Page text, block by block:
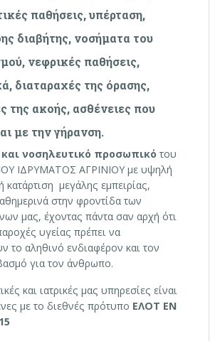
παθήσεις, υπέρταση,
διαβήτης, νοσήματα του
νεφρικές παθήσεις,
διαταραχές της όρασης,
της ακοής, ασθένειες που
με την γήρανση.
και νοσηλευτικό προσωπικό του
ΙΔΡΥΜΑΤΟΣ ΑΓΡΙΝΙΟΥ με υψηλή
κατάρτιση μεγάλης εμπειρίας,
στην φροντίδα των
μας, έχοντας πάντα σαν αρχή ότι
υγείας πρέπει να
το αληθινό ενδιαφέρον και τον
για τον άνθρωπο.
και ιατρικές μας υπηρεσίες είναι
με το διεθνές πρότυπο ΕΛΟΤ ΕΝ